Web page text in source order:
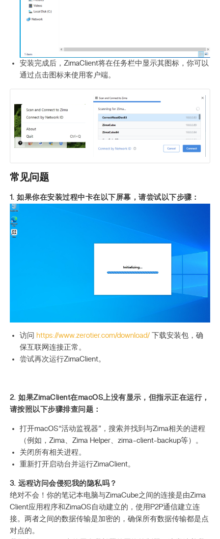
安装完成后，ZimaClient将在任务栏中显示其图标，你可以
通过点击图标来使用客户端。
常见问题
1. 如果你在安装过程中卡在以下屏幕，请尝试以下步骤：
访问 https://www.zerotier.com/download/ 下载安装包，确
保互联网连接正常。
尝试再次运行ZimaClient。
2. 如果ZimaClient在macOS上没有显示，但指示正在运行，
请按照以下步骤排查问题：
打开macOS“活动监视器”，搜索并找到与Zima相关的进程
（例如，Zima、Zima Helper、zima-client-backup等）。
关闭所有相关进程。
重新打开启动台并运行ZimaClient。
3. 远程访问会侵犯我的隐私吗？
绝对不会！你的笔记本电脑与ZimaCube之间的连接是由Zima
Client应用程序和ZimaOS自动建立的，使用P2P通信建立连
接。两者之间的数据传输是加密的，确保所有数据传输都是点
对点的。